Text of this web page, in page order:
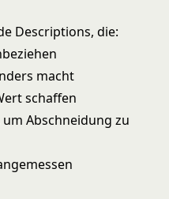
Descriptions, die:
macht
schaffen
Abschneidung zu